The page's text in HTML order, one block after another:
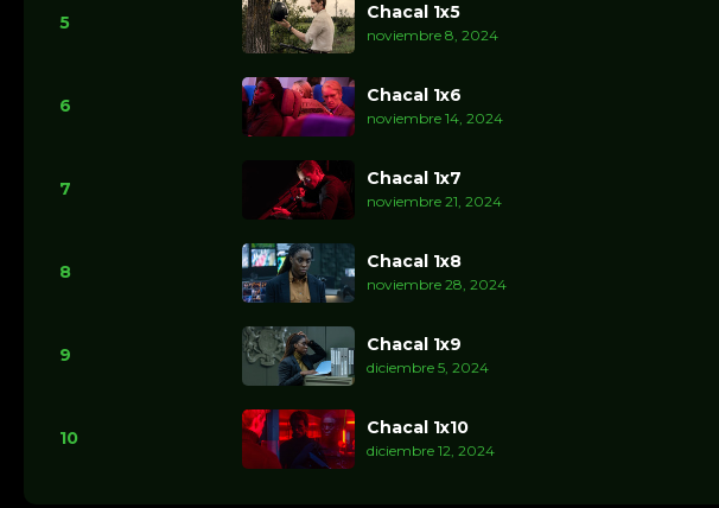
5 Chacal 1x5
noviembre 8, 2024
6 Chacal 1x6
noviembre 14, 2024
7 Chacal 1x7
noviembre 21, 2024
8 Chacal 1x8
noviembre 28, 2024
9 Chacal 1x9
diciembre 5, 2024
10 Chacal 1x10
diciembre 12, 2024